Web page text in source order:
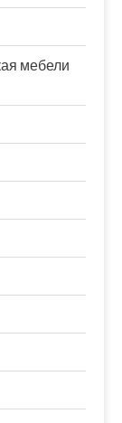
мебели